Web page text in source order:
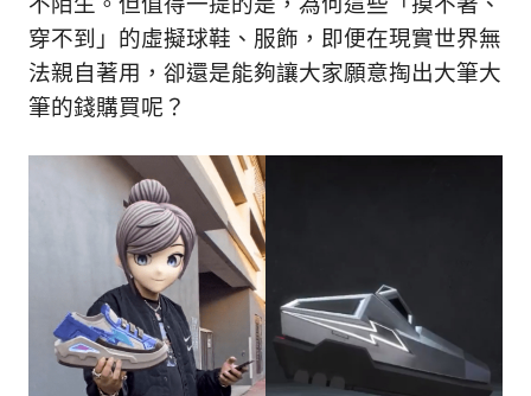
和
CBOOK
一
起
找
度。
穿不到」的虛擬球鞋、服飾，即便在現實世界無
法親自著用，卻還是能夠讓大家願意掏出大筆大
筆的錢購買呢？